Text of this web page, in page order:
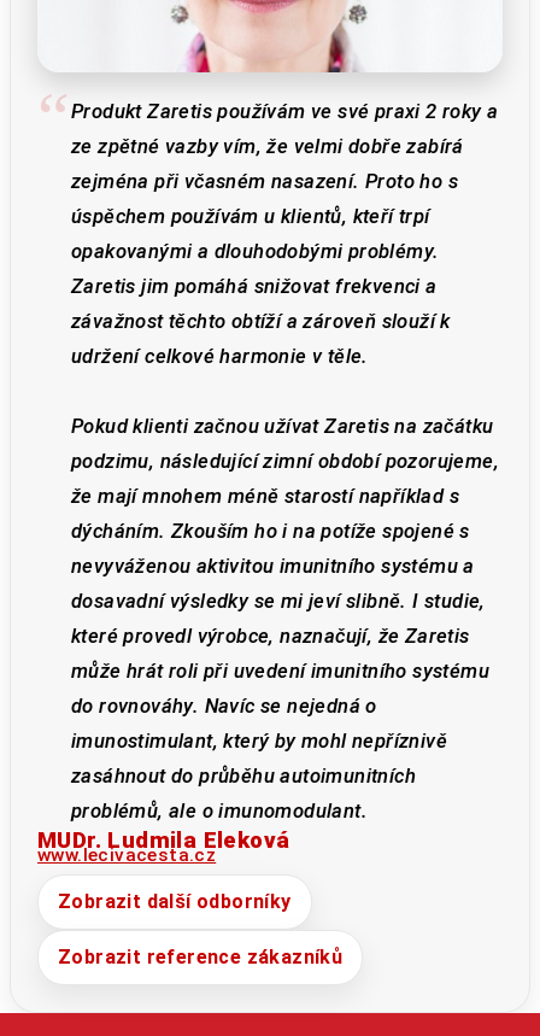
Produkt Zaretis používám ve své praxi 2 roky a
ze zpětné vazby vím, že velmi dobře zabírá
zejména při včasném nasazení. Proto ho s
úspěchem používám u klientů, kteří trpí
opakovanými a dlouhodobými problémy.
Zaretis jim pomáhá snižovat frekvenci a
závažnost těchto obtíží a zároveň slouží k
udržení celkové harmonie v těle.
Pokud klienti začnou užívat Zaretis na začátku
podzimu, následující zimní období pozorujeme,
že mají mnohem méně starostí například s
dýcháním. Zkouším ho i na potíže spojené s
nevyváženou aktivitou imunitního systému a
dosavadní výsledky se mi jeví slibně. I studie,
které provedl výrobce, naznačují, že Zaretis
může hrát roli při uvedení imunitního systému
do rovnováhy. Navíc se nejedná o
imunostimulant, který by mohl nepříznivě
zasáhnout do průběhu autoimunitních
problémů, ale o imunomodulant.
MUDr. Ludmila Eleková
www.lecivacesta.cz
Zobrazit další odborníky
Zobrazit reference zákazníků